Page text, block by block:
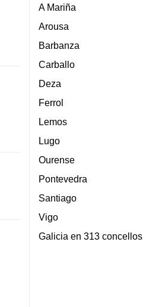
A Mariña
Arousa
Barbanza
Carballo
Deza
Ferrol
Lemos
Lugo
Ourense
Pontevedra
Santiago
Vigo
Galicia en 313 concellos